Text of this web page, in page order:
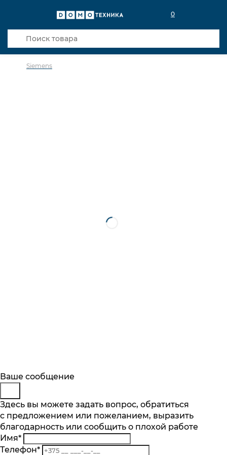
0
Siemens
Описание
Отзывы
Основные характеристики
Объем камеры, л
38
Диапазон температур от °C до °C
Будьте в курсе
Подпишитесь на последние обновления
и узнавайте о новинках и специальных
предложениях первыми
Подписаться
Заказ обратного звонка
Представьтесь
Телефон*
Комментарий
Ваше сообщение
Здесь вы можете задать вопрос, обратиться
с предложением или пожеланием, выразить
благодарность или сообщить о плохой работе
Имя*
Телефон*